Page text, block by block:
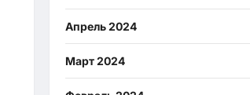
Апрель 2024
Март 2024